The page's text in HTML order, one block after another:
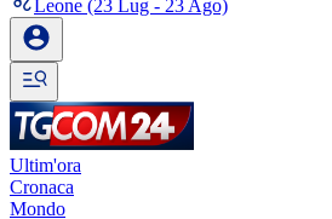
Leone (23 Lug - 23 Ago)
Ultim'ora
Cronaca
Mondo